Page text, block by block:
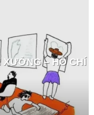
– HỒ CHÍ